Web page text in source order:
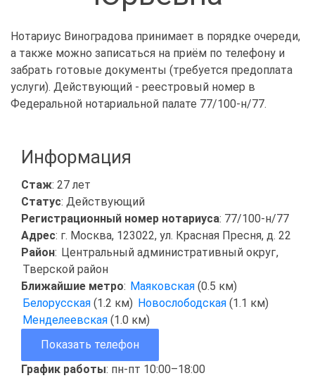
Нотариус Виноградова принимает в порядке очереди,
а также можно записаться на приём по телефону и
забрать готовые документы (требуется предоплата
услуги). Действующий - реестровый номер в
Федеральной нотариальной палате 77/100-н/77.
Информация
Стаж: 27 лет
Статус: Действующий
Регистрационный номер нотариуса: 77/100-н/77
Адрес: г. Москва, 123022, ул. Красная Пресня, д. 22
Район: Центральный административный округ,
Тверской район
Ближайшие метро: Маяковская (0.5 км)
Белорусская (1.2 км) Новослободская (1.1 км)
Менделеевская (1.0 км)
Показать телефон
График работы: пн-пт 10:00–18:00